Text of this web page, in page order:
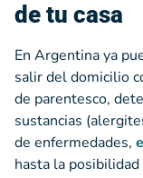
de tu casa
En Argentina ya
salir del domicilio
de parentesco,
sustancias
de enfermedades,
hasta la